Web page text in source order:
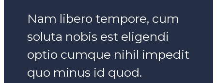
Nam libero tempore, cum
soluta nobis est eligendi
optio cumque nihil impedit
quo minus id quod.